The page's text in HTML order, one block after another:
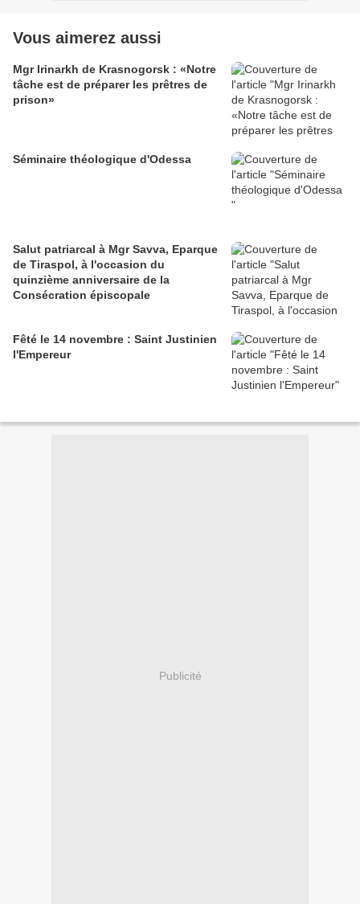
Vous aimerez aussi
Mgr Irinarkh de Krasnogorsk : «Notre
tâche est de préparer les prêtres de
prison»
Séminaire théologique d'Odessa
Salut patriarcal à Mgr Savva, Eparque
de Tiraspol, à l'occasion du
quinzième anniversaire de la
Consécration épiscopale
Fêté le 14 novembre : Saint Justinien
l'Empereur
Publicité